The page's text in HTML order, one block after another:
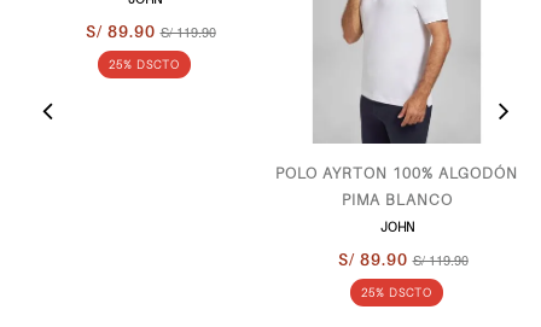
S/ 89.90 S/ 119.90
25% DSCTO
POLO AYRTON 100% ALGODÓN
PIMA BLANCO
JOHN
S/ 89.90 S/ 119.90
25% DSCTO